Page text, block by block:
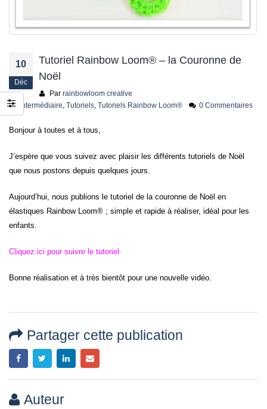
10
Déc
Tutoriel Rainbow Loom® – la Couronne de
Noël
Par rainbowloom creative
Intermédiaire Tutoriels, Tutoriels Rainbow Loom® 0 Commentaires
Bonjour à toutes et à tous,
J’espère que vous suivez avec plaisir les différents tutoriels de Noël
que nous postons depuis quelques jours.
Aujourd’hui, nous publions le tutoriel de la couronne de Noël en
élastiques Rainbow Loom® ; simple et rapide à réaliser, idéal pour les
enfants.
Cliquez ici pour suivre le tutoriel
Bonne réalisation et à très bientôt pour une nouvelle vidéo.
Partager cette publication
Auteur